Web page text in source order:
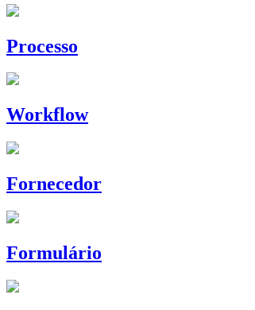
Processo
Workflow
Fornecedor
Formulário